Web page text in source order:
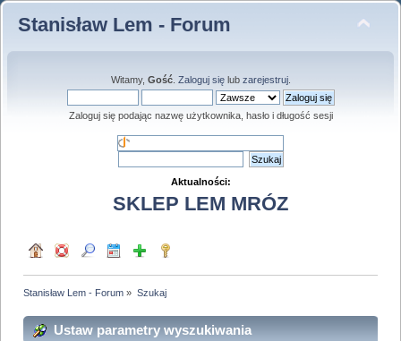
Stanisław Lem - Forum
Witamy, Gość. Zaloguj sięlub zarejestruj.
Zaloguj się podając nazwę użytkownika, hasło i długość sesji
Aktualności:
SKLEP LEM MRÓZ
Stanisław Lem - Forum » Szukaj
Ustaw parametry wyszukiwania